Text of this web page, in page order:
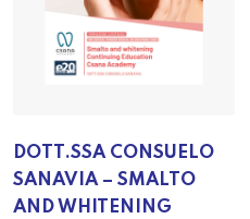
DOTT.SSA CONSUELO
SANAVIA – SMALTO
AND WHITENING